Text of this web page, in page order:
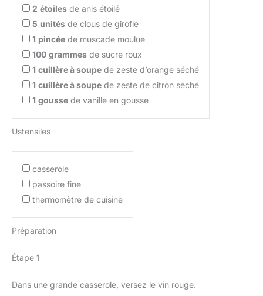
2 étoiles de anis étoilé
5 unités de clous de girofle
1 pincée de muscade moulue
100 grammes de sucre roux
1 cuillère à soupe de zeste d’orange séché
1 cuillère à soupe de zeste de citron séché
1 gousse de vanille en gousse
Ustensiles
casserole
passoire fine
thermomètre de cuisine
Préparation
Étape 1
Dans une grande casserole, versez le vin rouge.